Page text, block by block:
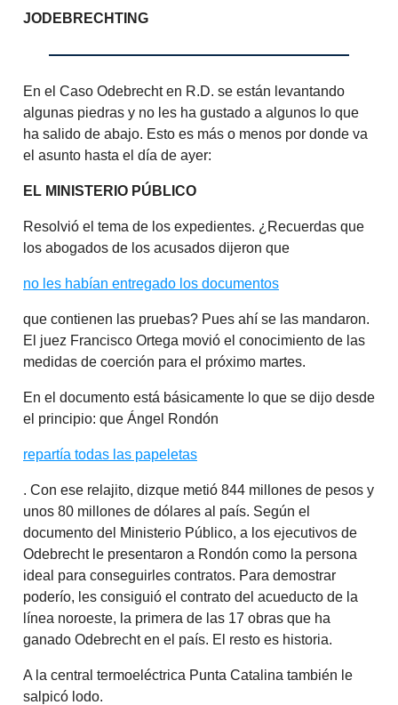
JODEBRECHTING
En el Caso Odebrecht en R.D. se están levantando
algunas piedras y no les ha gustado a algunos lo que
ha salido de abajo. Esto es más o menos por donde va
el asunto hasta el día de ayer:
EL MINISTERIO PÚBLICO
Resolvió el tema de los expedientes. ¿Recuerdas que
los abogados de los acusados dijeron que
no les habían entregado los documentos
que contienen las pruebas? Pues ahí se las mandaron.
El juez Francisco Ortega movió el conocimiento de las
medidas de coerción para el próximo martes.
En el documento está básicamente lo que se dijo desde
el principio: que Ángel Rondón
repartía todas las papeletas
. Con ese relajito, dizque metió 844 millones de pesos y
unos 80 millones de dólares al país. Según el
documento del Ministerio Público, a los ejecutivos de
Odebrecht le presentaron a Rondón como la persona
ideal para conseguirles contratos. Para demostrar
poderío, les consiguió el contrato del acueducto de la
línea noroeste, la primera de las 17 obras que ha
ganado Odebrecht en el país. El resto es historia.
A la central termoeléctrica Punta Catalina también le
salpicó lodo.